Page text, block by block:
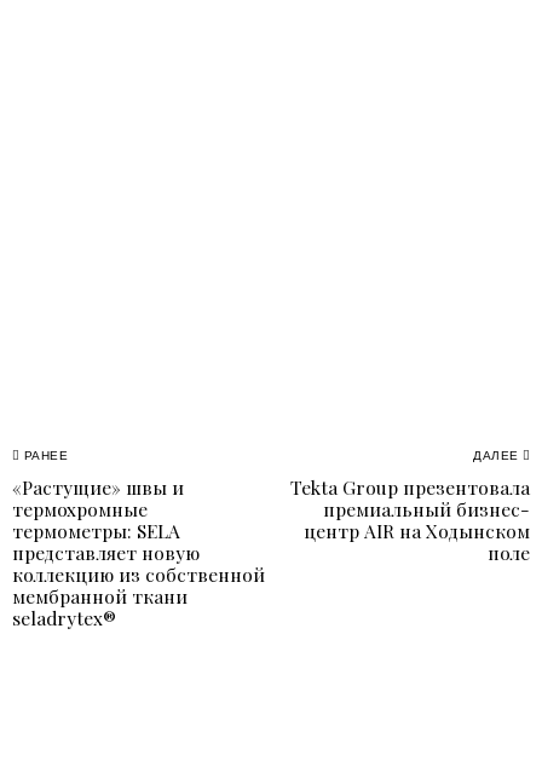
Навигация
по
записям
РАНЕЕ
Previous
post:
«Растущие» швы и
термохромные
термометры: SELA
представляет новую
коллекцию из собственной
мембранной ткани
seladrytex®
ДАЛЕЕ
Tekta Group презентовала
премиальный бизнес-
центр AIR на Ходынском
поле